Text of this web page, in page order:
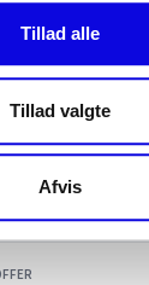
Tillad alle
Tillad valgte
Afvis
forsyning og
S. Sørensen.